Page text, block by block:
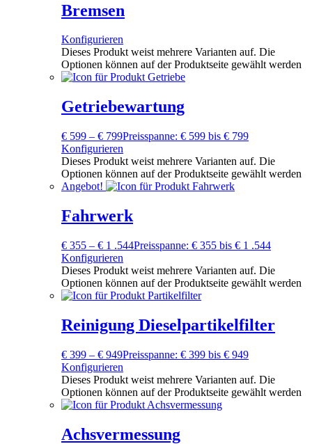
Bremsen
Konfigurieren
Dieses Produkt weist mehrere Varianten auf. Die
Optionen können auf der Produktseite gewählt werden
Getriebewartung
€ 599 – € 799Preisspanne: € 599 bis € 799
Konfigurieren
Dieses Produkt weist mehrere Varianten auf. Die
Optionen können auf der Produktseite gewählt werden
Angebot!
Fahrwerk
€ 355 – € 1 .544Preisspanne: € 355 bis € 1 .544
Konfigurieren
Dieses Produkt weist mehrere Varianten auf. Die
Optionen können auf der Produktseite gewählt werden
Reinigung Dieselpartikelfilter
€ 399 – € 949Preisspanne: € 399 bis € 949
Konfigurieren
Dieses Produkt weist mehrere Varianten auf. Die
Optionen können auf der Produktseite gewählt werden
Achsvermessung